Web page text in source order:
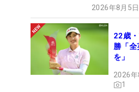
2026年8月5
22歳
勝「
を」
2026
1